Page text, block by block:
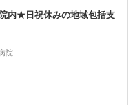
内★日祝休みの地域包括支
院